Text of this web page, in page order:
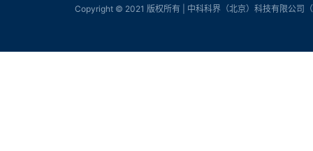
Copyright © 2021 版权所有 | 中科科界（北京）科技有限公司